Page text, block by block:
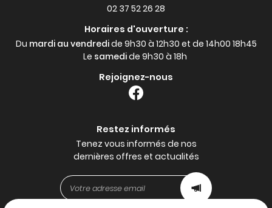
02 37 52 26 28
Horaires d'ouverture :
Du mardi au vendredide 9h30 à 12h30 et de 14h00 18h45
Le samedide 9h30 à 18h
Rejoignez-nous
Restez informés
Tenez vous informés de nos
dernières offres et actualités